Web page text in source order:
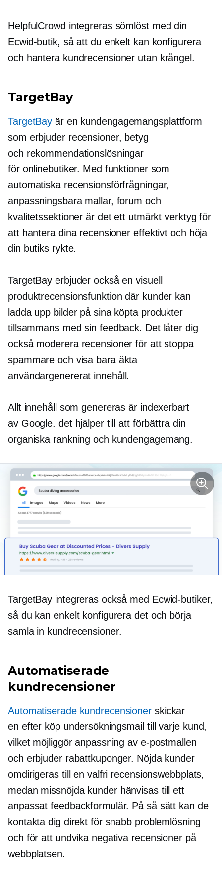
HelpfulCrowd integreras sömlöst med din
Ecwid-butik, så att du enkelt kan konfigurera
och hantera kundrecensioner utan krångel.
TargetBay
TargetBay är en kundengagemangsplattform
som erbjuder recensioner, betyg
och rekommendationslösningar
för onlinebutiker. Med funktioner som
automatiska recensionsförfrågningar,
anpassningsbara mallar, forum och
kvalitetssektioner är det ett utmärkt verktyg för
att hantera dina recensioner effektivt och höja
din butiks rykte.
TargetBay erbjuder också en visuell
produktrecensionsfunktion där kunder kan
ladda upp bilder på sina köpta produkter
tillsammans med sin feedback. Det låter dig
också moderera recensioner för att stoppa
spammare och visa bara äkta
användargenererat innehåll.
Allt innehåll som genereras är indexerbart
av Google. det hjälper till att förbättra din
organiska rankning och kundengagemang.
TargetBay integreras också med Ecwid-butiker,
så du kan enkelt konfigurera det och börja
samla in kundrecensioner.
Automatiserade
kundrecensioner
Automatiserade kundrecensioner skickar
en efter köpundersökningsmail till varje kund,
vilket möjliggör anpassning av e-postmallen
och erbjuder rabattkuponger. Nöjda kunder
omdirigeras till en valfri recensionswebbplats,
medan missnöjda kunder hänvisas till ett
anpassat feedbackformulär. På så sätt kan de
kontakta dig direkt för snabb problemlösning
och för att undvika negativa recensioner på
webbplatsen.